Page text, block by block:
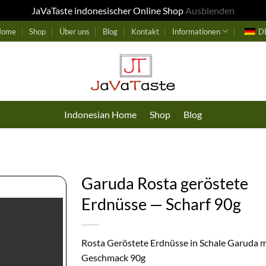
JaVaTaste indonesischer Online ShopAusblenden
Shop Über uns Blog Kontakt Informationen
Indonesian Home Shop Blog
Garuda Rosta geröstete
Erdnüsse — Scharf 90g
Rosta Geröstete Erdnüsse in Schale Garuda
Geschmack 90g